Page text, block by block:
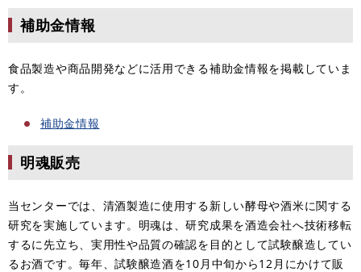
補助金情報
食品製造や商品開発などに活用できる補助金情報を掲載していま
す。
補助金情報
明魂販売
当センターでは、清酒製造に使用する新しい酵母や酒米に関する
研究を実施しています。明魂は、研究成果を酒造会社へ技術移転
するに先立ち、実用性や品質の確認を目的として試験醸造してい
るお酒です。毎年、試験醸造酒を10月中旬から12月にかけて販